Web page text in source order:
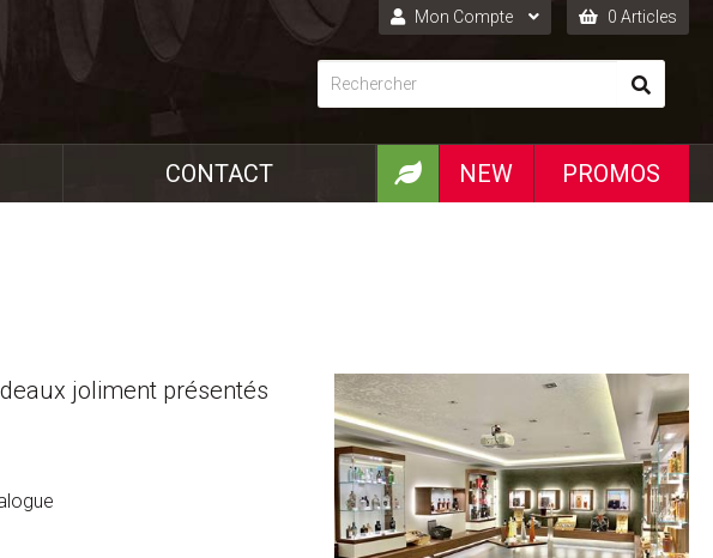
Mon Compte
Connexion
Inscription
0 Articles
CONTACT PROMOS
NEW
joliment présentés